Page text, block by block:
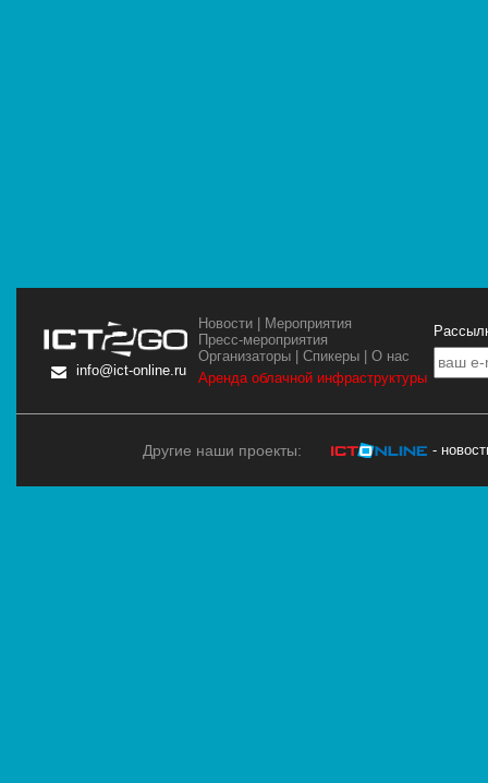
info@ict-online.ru
Новости | Мероприятия
Пресс-мероприятия
Организаторы |Спикеры |О нас
Аренда облачной инфраструктуры
Другие наши проекты: -